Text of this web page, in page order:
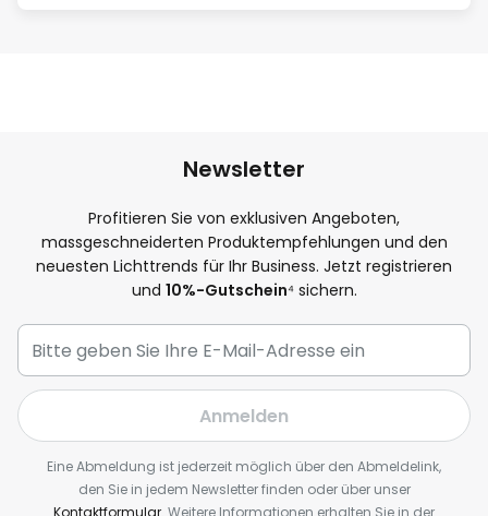
Newsletter
Profitieren Sie von exklusiven Angeboten,
massgeschneiderten Produktempfehlungen und den
neuesten Lichttrends für Ihr Business. Jetzt registrieren
und 10%-Gutschein⁴ sichern.
Anmelden
Eine Abmeldung ist jederzeit möglich über den Abmeldelink,
den Sie in jedem Newsletter finden oder über unser
Kontaktformular. Weitere Informationen erhalten Sie in der